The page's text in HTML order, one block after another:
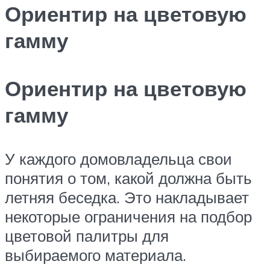
Ориентир на цветовую
гамму
Ориентир на цветовую
гамму
У каждого домовладельца свои
понятия о том, какой должна быть
летняя беседка. Это накладывает
некоторые ограничения на подбор
цветовой палитры для
выбираемого материала.